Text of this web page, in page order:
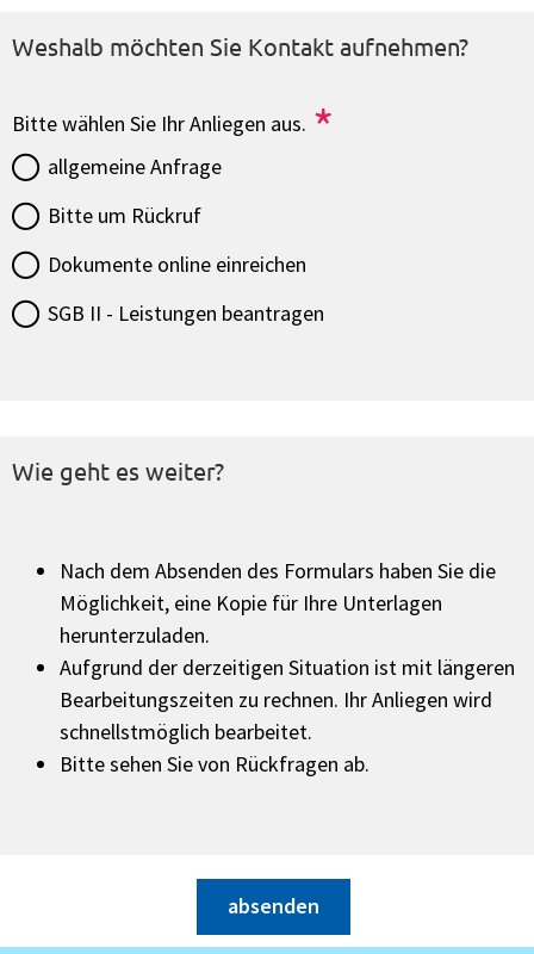
Weshalb möchten Sie Kontakt aufnehmen?
Bitte wählen Sie Ihr Anliegen aus. *
allgemeine Anfrage
Bitte um Rückruf
Dokumente online einreichen
SGB II - Leistungen beantragen
Wie geht es weiter?
Nach dem Absenden des Formulars haben Sie die
Möglichkeit, eine Kopie für Ihre Unterlagen
herunterzuladen.
Aufgrund der derzeitigen Situation ist mit längeren
Bearbeitungszeiten zu rechnen. Ihr Anliegen wird
schnellstmöglich bearbeitet.
Bitte sehen Sie von Rückfragen ab.
absenden